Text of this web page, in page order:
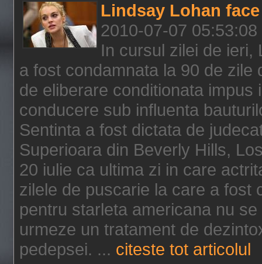
Lindsay Lohan
2010-07-07 05:53:08
In cursul zilei de ieri,
a fost condamnata la 90 de
de eliberare conditionata
conducere sub influenta
Sentinta a fost dictata de
Superioara din Beverly Hills,
20 iulie ca ultima zi in care
zilele de puscarie la care a fost
pentru starleta americana nu
urmeze un tratament de
pedepsei. ... citeste tot articolul